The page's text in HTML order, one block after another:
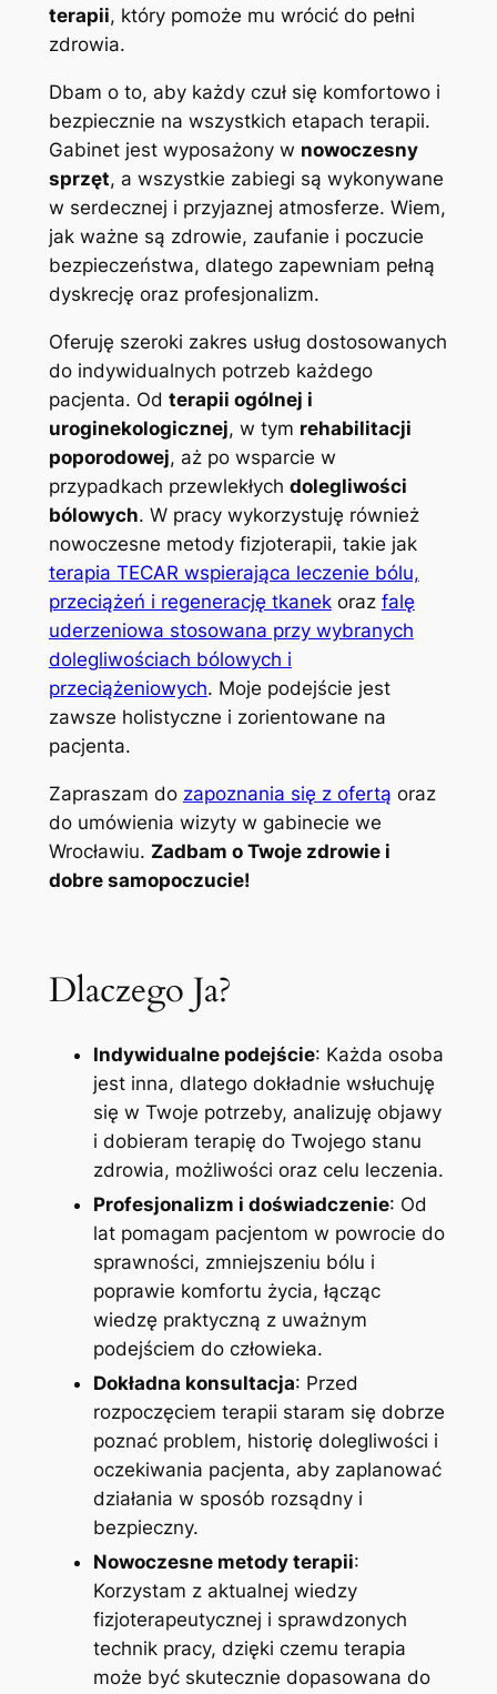
terapii, który pomoże mu wrócić do pełni
zdrowia.
Dbam o to, aby każdy czuł się komfortowo i
bezpiecznie na wszystkich etapach terapii.
Gabinet jest wyposażony w nowoczesny
sprzęt, a wszystkie zabiegi są wykonywane
w serdecznej i przyjaznej atmosferze. Wiem,
jak ważne są zdrowie, zaufanie i poczucie
bezpieczeństwa, dlatego zapewniam pełną
dyskrecję oraz profesjonalizm.
Oferuję szeroki zakres usług dostosowanych
do indywidualnych potrzeb każdego
pacjenta. Od terapii ogólnej i
uroginekologicznej, w tym rehabilitacji
poporodowej, aż po wsparcie w
przypadkach przewlekłych dolegliwości
bólowych. W pracy wykorzystuję również
nowoczesne metody fizjoterapii, takie jak
terapia TECAR wspierająca leczenie bólu,
przeciążeń i regenerację tkanekoraz falę
uderzeniowa stosowana przy wybranych
dolegliwościach bólowych i
przeciążeniowych. Moje podejście jest
zawsze holistyczne i zorientowane na
pacjenta.
Zapraszam do zapoznania się z ofertą oraz
do umówienia wizyty w gabinecie we
Wrocławiu. Zadbam o Twoje zdrowie i
dobre samopoczucie!
Dlaczego Ja?
Indywidualne podejście: Każda osoba
jest inna, dlatego dokładnie wsłuchuję
się w Twoje potrzeby, analizuję objawy
i dobieram terapię do Twojego stanu
zdrowia, możliwości oraz celu leczenia.
Profesjonalizm i doświadczenie: Od
lat pomagam pacjentom w powrocie do
sprawności, zmniejszeniu bólu i
poprawie komfortu życia, łącząc
wiedzę praktyczną z uważnym
podejściem do człowieka.
Dokładna konsultacja: Przed
rozpoczęciem terapii staram się dobrze
poznać problem, historię dolegliwości i
oczekiwania pacjenta, aby zaplanować
działania w sposób rozsądny i
bezpieczny.
Nowoczesne metody terapii:
Korzystam z aktualnej wiedzy
fizjoterapeutycznej i sprawdzonych
technik pracy, dzięki czemu terapia
może być skutecznie dopasowana do